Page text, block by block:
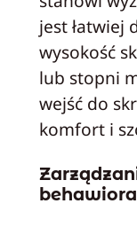
jest łatwiej
wysokość
lub stopni
wejść do
komfort i